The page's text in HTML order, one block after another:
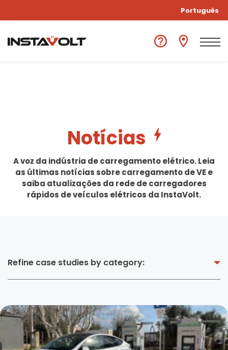
Português
Notícias
A voz da indústria de carregamento elétrico. Leia
as últimas notícias sobre carregamento de VE e
saiba atualizações da rede de carregadores
rápidos de veículos elétricos da InstaVolt.
Refine case studies by category: